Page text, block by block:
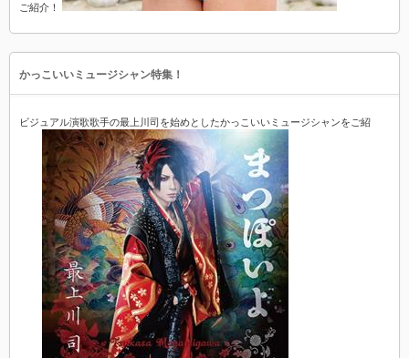
ご紹介！
かっこいいミュージシャン特集！
ビジュアル演歌歌手の最上川司を始めとしたかっこいいミュージシャンをご紹